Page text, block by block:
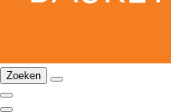
Zoeken